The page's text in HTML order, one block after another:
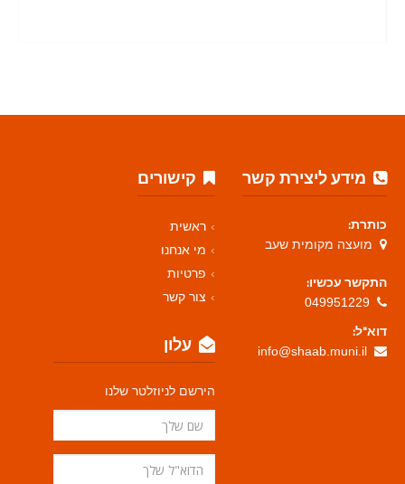
מידע ליצירת קשר
כותרת:
מועצה מקומית שעב
התקשר עכשיו:
049951229
דוא"ל:
info@shaab.muni.il
קישורים
ראשית
מי אנחנו
פרטיות
צור קשר
עלון
הירשם לניוזלטר שלנו